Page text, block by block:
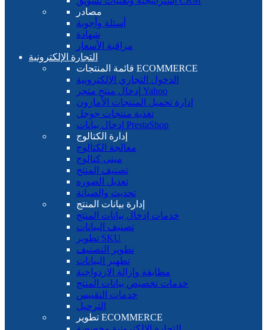
مصادر
أسئلة وأجوبة
شهادة
مراقبة الأسعار
التجارة الإلكترونية
قائمة المنتجات ECOMMERCE
الدخول التجاري الإلكترونية
إدخال منتج متجر Yahoo
إدارة تحميل المنتجات الأمازون
تغذية منتجات جوجل
إدخال بيانات PrestaShop
إدارة الكتالوج
معالجة الكتالوج
مبنى كتالوج
تصنيف المنتج
تعديل الصوره
تحديث والصيانة
إدارة بيانات المنتج
خدمات إدخال بيانات المنتج
تصنيف البيانات
تطوير SKU
تطوير التصنيف
تطهير البيانات
مطابقة وإزالة الازدواجية
خدمات تخصيص بيانات المنتج
خدمات التقييس
الترحيل
تطوير ECOMMERCE